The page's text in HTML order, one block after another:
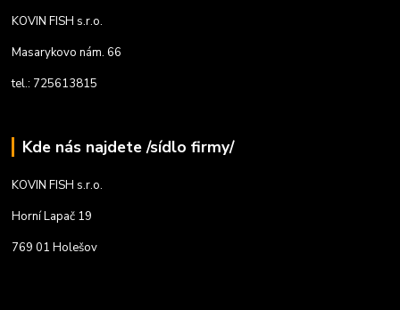
KOVIN FISH s.r.o.
Masarykovo nám. 66
tel.: 725613815
Kde nás najdete /sídlo firmy/
KOVIN FISH s.r.o.
Horní Lapač 19
769 01 Holešov